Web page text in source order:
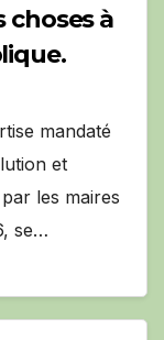
choses à
mandaté
et
les maires
se…